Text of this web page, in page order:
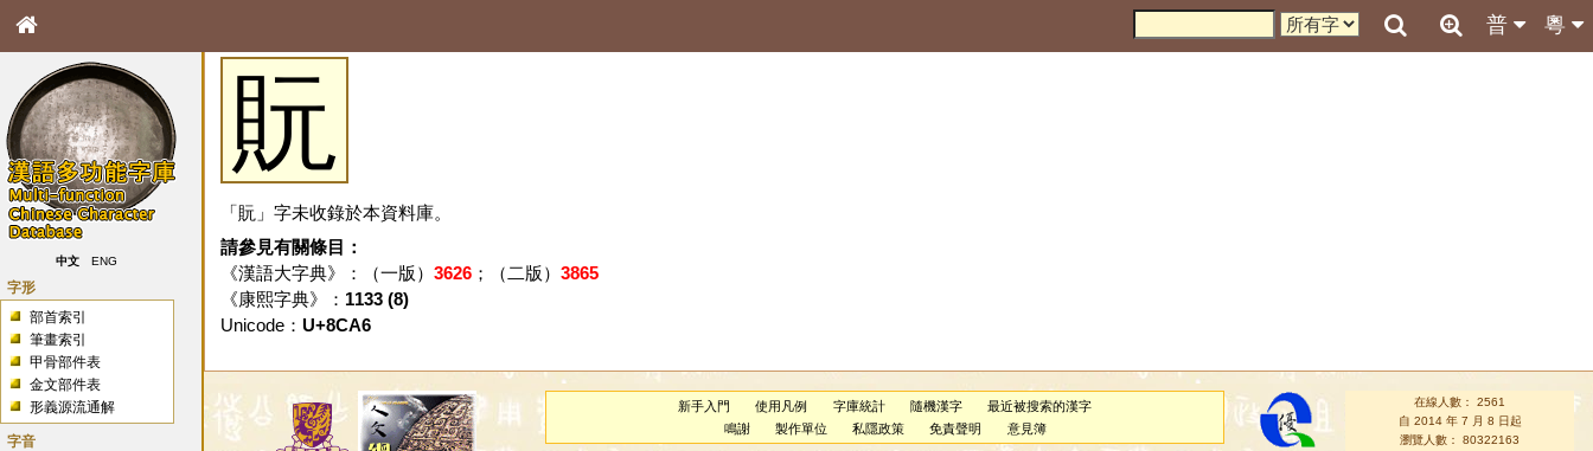
粵
普
中文 ENG
字形
部首索引
筆畫索引
甲骨部件表
金文部件表
形義源流通解
字音
貦
「貦」字未收錄於本資料庫。
請參見有關條目：
《漢語大字典》：（一版） 3626；（二版） 3865
《康熙字典》： 1133 (8)
Unicode： U+8CA6
新手入門 使用凡例 字庫統計 隨機漢字
最近被搜索的漢字
鳴謝
製作單位 私隱政策 免責聲明 意見簿
在線人數： 2561
自 2014 年 7 月 8 日起
瀏覽人數： 80322163